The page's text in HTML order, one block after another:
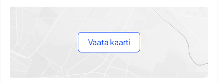
Vaata kaarti